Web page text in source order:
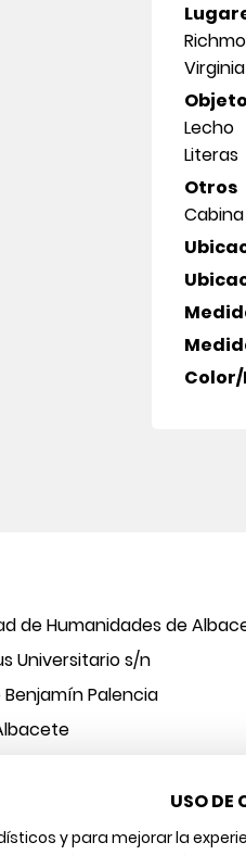
Virginia
Lecho
Literas
Otros
Cabina
Color/
de Humanidades de
Universitario s/n
Benjamín Palencia
y Arte Aviso legal
USO DE
y para mejorar la